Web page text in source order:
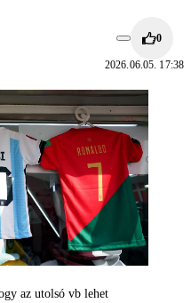
0
2026.06.05. 17:38
az utolsó vb lehet